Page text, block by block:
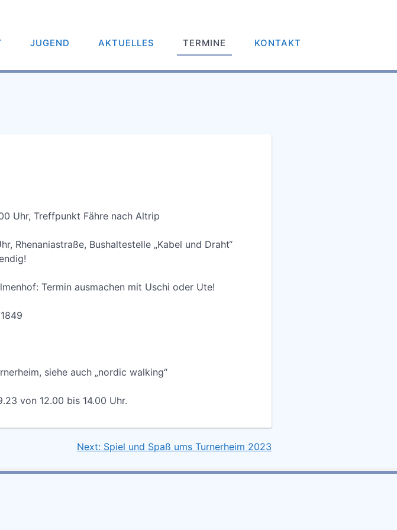
JUGEND AKTUELLES TERMINE KONTAKT
Uhr, Treffpunkt Fähre nach Altrip
Rhenaniastraße, Bushaltestelle „Kabel und Draht“
Termin ausmachen mit Uschi oder Ute!
siehe auch „nordic walking“
von 12.00 bis 14.00 Uhr.
Next: Spiel und Spaß ums Turnerheim 2023